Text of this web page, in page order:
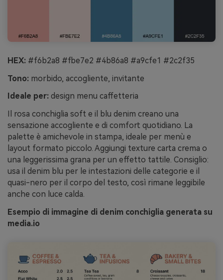
HEX: #f6b2a8 #fbe7e2 #4b86a8 #a9cfe1 #2c2f35
Tono: morbido, accogliente, invitante
Ideale per: design menu caffetteria
Il rosa conchiglia soft e il blu denim creano una
sensazione accogliente e di comfort quotidiano. La
palette è amichevole in stampa, ideale per menù e
layout formato piccolo. Aggiungi texture carta crema o
una leggerissima grana per un effetto tattile. Consiglio:
usa il denim blu per le intestazioni delle categorie e il
quasi-nero per il corpo del testo, così rimane leggibile
anche con luce calda.
Esempio di immagine di denim conchiglia generata su
media.io